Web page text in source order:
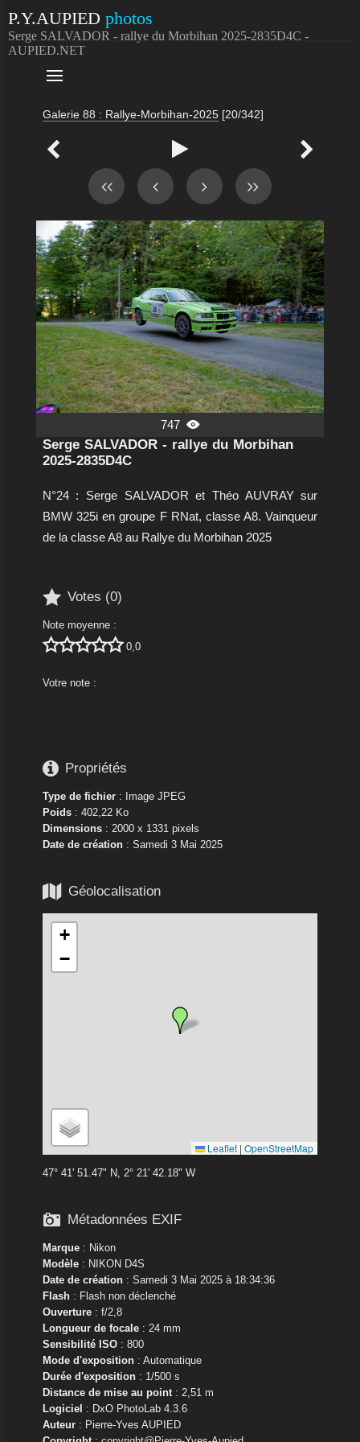
P.Y.AUPIED photos
Serge SALVADOR - rallye du Morbihan 2025-2835D4C -
AUPIED.NET

Galerie 88 : Rallye-Morbihan-2025 [20/342]
  
747 
Serge SALVADOR - rallye du Morbihan
2025-2835D4C
N°24 : Serge SALVADOR et Théo AUVRAY sur
BMW 325i en groupe F RNat, classe A8. Vainqueur
de la classe A8 au Rallye du Morbihan 2025
 Votes (0)
Note moyenne :
 0,0
Votre note :
 Propriétés
Type de fichier: Image JPEG
Poids: 402,22 Ko
Dimensions: 2000 x 1331 pixels
Date de création: Samedi 3 Mai 2025
 Géolocalisation
+
−
Leaflet | OpenStreetMap
47° 41' 51.47" N, 2° 21' 42.18" W
 Métadonnées EXIF
Marque: Nikon
Modèle: NIKON D4S
Date de création: Samedi 3 Mai 2025 à 18:34:36
Flash: Flash non déclenché
Ouverture: f/2,8
Longueur de focale: 24 mm
Sensibilité ISO: 800
Mode d'exposition: Automatique
Durée d'exposition: 1/500 s
Distance de mise au point: 2,51 m
Logiciel : DxO PhotoLab 4.3.6
Auteur: Pierre-Yves AUPIED